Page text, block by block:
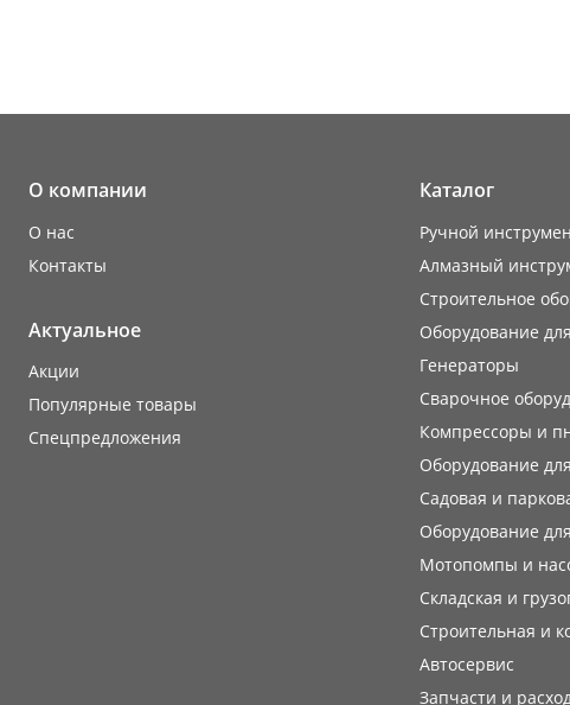
О компании
О нас
Контакты
Актуальное
Акции
Популярные товары
Cпецпредложения
Каталог
Ручной
Алмазный
Строительное
Оборудование
Генераторы
Сварочное
Компрессоры и
Оборудование
Садовая и
Оборудование
Мотопомпы и
Складская и
Строительная и
Автосервис
Запчасти и